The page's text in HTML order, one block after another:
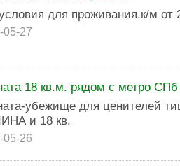
для проживания.к/м от
05-27
18 кв.м. рядом с метро СПб
убежище для ценителей
и 18 кв.
05-26